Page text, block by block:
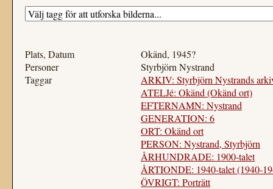
Plats, Datum
Okänd, 1945?
Personer
Styrbjörn Nystrand
Taggar
ARKIV: Styrbjörn Nystrands
ATELJé: Okänd (Okänd ort)
EFTERNAMN: Nystrand
GENERATION: 6
ORT: Okänd ort
PERSON: Nystrand, Styrbjörn
ÅRHUNDRADE: 1900-talet
ÅRTIONDE: 1940-talet (1940-
ÖVRIGT: Porträtt